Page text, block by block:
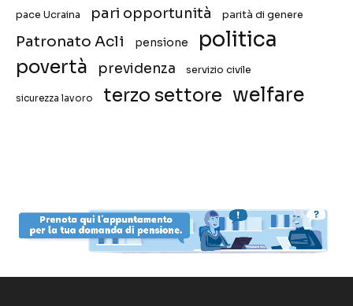
pace Ucraina pari opportunità parità di genere
Patronato Acli pensione politica
povertà previdenza servizio civile
sicurezza lavoro terzo settore welfare